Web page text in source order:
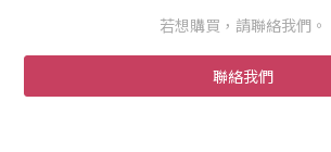
若想購買，請聯絡我們。
聯絡我們